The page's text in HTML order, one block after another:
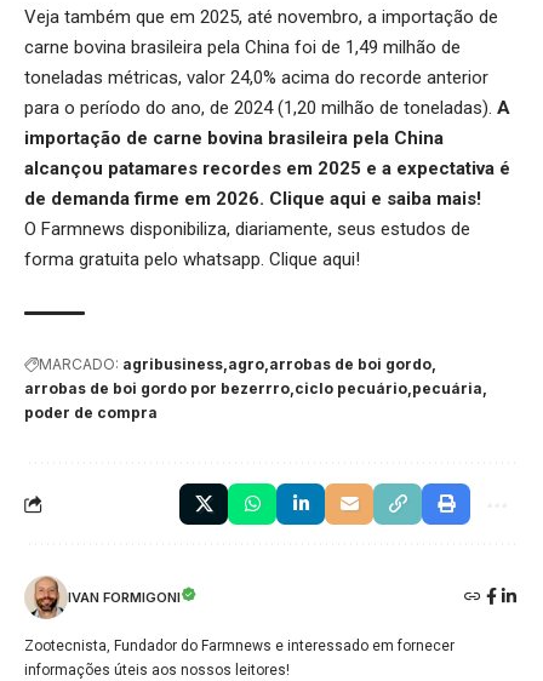
Veja também que em 2025, até novembro, a importação de
carne bovina brasileira pela China foi de 1,49 milhão de
toneladas métricas, valor 24,0% acima do recorde anterior
para o período do ano, de 2024 (1,20 milhão de toneladas). A
importação de carne bovina brasileira pela China
alcançou patamares recordes em 2025 e a expectativa é
de demanda firme em 2026. Clique aqui e saiba mais!
O Farmnews disponibiliza, diariamente, seus estudos de
forma gratuita pelo whatsapp. Clique aqui!
MARCADO: agribusiness agro arrobas de boi gordo
arrobas de boi gordo por bezerrro ciclo pecuário pecuária
poder de compra
IVAN FORMIGONI
Zootecnista, Fundador do Farmnews e interessado em fornecer
informações úteis aos nossos leitores!